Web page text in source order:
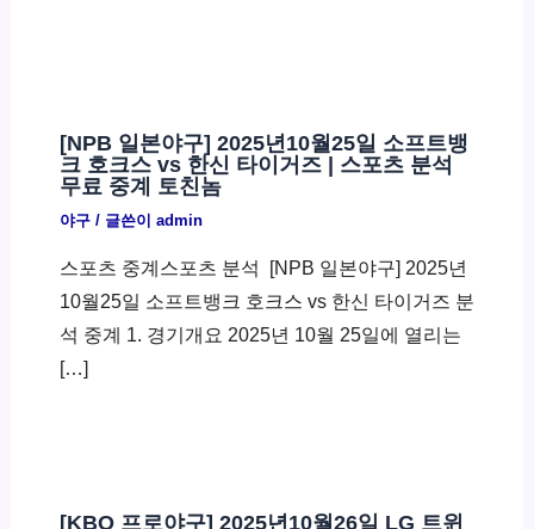
[NPB 일본야구] 2025년10월25일 소프트뱅
크 호크스 vs 한신 타이거즈 | 스포츠 분석
무료 중계 토친놈
야구/ 글쓴이 admin
스포츠 중계스포츠 분석 ​ [NPB 일본야구] 2025년
10월25일 소프트뱅크 호크스 vs 한신 타이거즈 분
석 중계 1. 경기개요 2025년 10월 25일에 열리는
[…]
[KBO 프로야구] 2025년10월26일 LG 트윈